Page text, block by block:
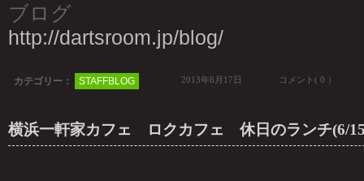
ブログ
http://dartsroom.jp/blog/
カテゴリー： STAFFBLOG 2013年6月17日 コメント( 0 ）
横浜一軒家カフェ ロクカフェ 休日のランチ(6/